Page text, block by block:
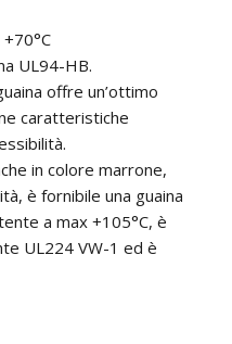
UL94-HB.
offre un’ottimo
caratteristiche
in colore marrone,
è fornibile una guaina
a max +105°C, è
UL224 VW-1 ed è
guaine con spessore
fornire ogni